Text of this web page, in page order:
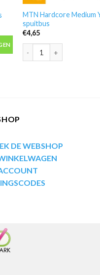
MTN Hardcore Medium
spuitbus
€4,65
MTN Hardcore Medium
DE WEBSHOP